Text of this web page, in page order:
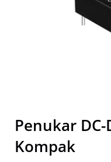
Penukar DC-
Kompak